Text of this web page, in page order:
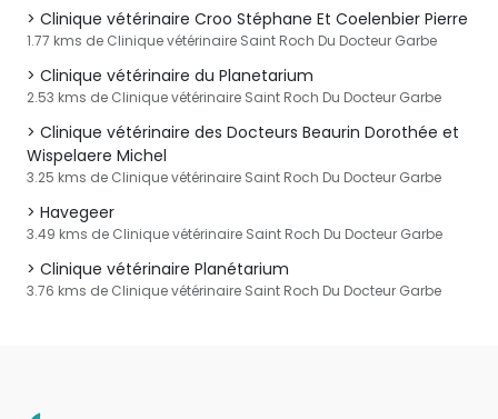
Clinique vétérinaire Croo Stéphane Et Coelenbier Pierre
1.77 kms de Clinique vétérinaire Saint Roch Du Docteur Garbe
Clinique vétérinaire du Planetarium
2.53 kms de Clinique vétérinaire Saint Roch Du Docteur Garbe
Clinique vétérinaire des Docteurs Beaurin Dorothée et
Wispelaere Michel
3.25 kms de Clinique vétérinaire Saint Roch Du Docteur Garbe
Havegeer
3.49 kms de Clinique vétérinaire Saint Roch Du Docteur Garbe
Clinique vétérinaire Planétarium
3.76 kms de Clinique vétérinaire Saint Roch Du Docteur Garbe